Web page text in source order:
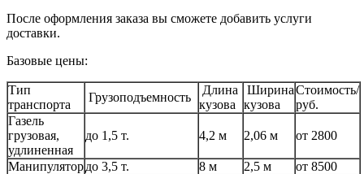
После оформления заказа вы сможете добавить услуги
доставки.
Базовые цены:
Тип
транспорта
Грузоподъемность
Длина
кузова
Ширина
кузова
Стоимость/
руб.
Газель
грузовая,
удлиненная
до 1,5 т. 4,2 м 2,06 м от 2800
Манипулятордо 3,5 т. 8 м 2,5 м
от 8500